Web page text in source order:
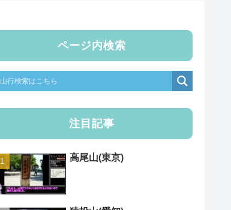
ページ内検索
注目記事
高尾山(東京)